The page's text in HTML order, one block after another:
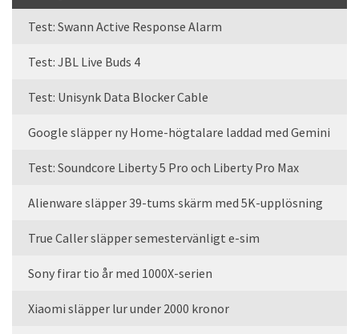
Test: Swann Active Response Alarm
Test: JBL Live Buds 4
Test: Unisynk Data Blocker Cable
Google släpper ny Home-högtalare laddad med Gemini
Test: Soundcore Liberty 5 Pro och Liberty Pro Max
Alienware släpper 39-tums skärm med 5K-upplösning
True Caller släpper semestervänligt e-sim
Sony firar tio år med 1000X-serien
Xiaomi släpper lur under 2000 kronor